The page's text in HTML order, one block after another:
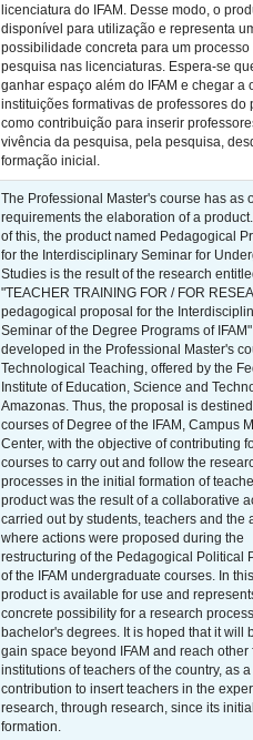
licenciatura do IFAM. Desse modo, o
disponível para utilização e representa
possibilidade concreta para um processo
pesquisa nas licenciaturas. Espera-se
ganhar espaço além do IFAM e chegar a
instituições formativas de professores do
como contribuição para inserir
vivência da pesquisa, pela pesquisa,
formação inicial.
The Professional Master's course has as
requirements the elaboration of a
of this, the product named Pedagogical
for the Interdisciplinary Seminar for
Studies is the result of the research
"TEACHER TRAINING FOR / FOR
pedagogical proposal for the
Seminar of the Degree Programs of
developed in the Professional Master's
Technological Teaching, offered by the
Institute of Education, Science and
Amazonas. Thus, the proposal is
courses of Degree of the IFAM, Campus
Center, with the objective of contributing
courses to carry out and follow the
processes in the initial formation of
product was the result of a collaborative
carried out by students, teachers and the
where actions were proposed during the
restructuring of the Pedagogical Political
of the IFAM undergraduate courses. In
product is available for use and
concrete possibility for a research
bachelor's degrees. It is hoped that it will
gain space beyond IFAM and reach other
institutions of teachers of the country, as a
contribution to insert teachers in the
research, through research, since its
formation.